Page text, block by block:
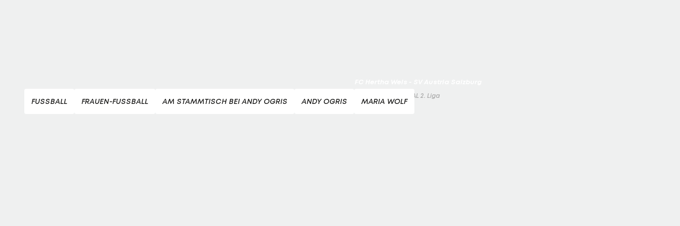
Fußball - ADMIRAL 2. Liga
FUSSBALL FRAUEN-FUSSBALL AM STAMMTISCH BEI ANDY OGRIS ANDY OGRIS MARIA WOLF